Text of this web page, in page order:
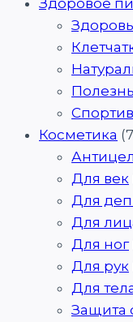
Косметика
Для век
Для
Для
Для ног
Для рук
Для
Защита